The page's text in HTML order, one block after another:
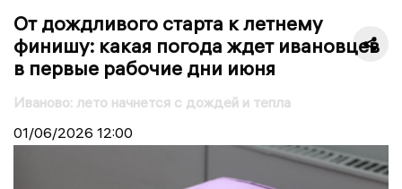
От дождливого старта к летнему
финишу: какая погода ждет ивановцев
в первые рабочие дни июня
Иваново: лето начнется с дождей и тепла
01/06/2026 12:00